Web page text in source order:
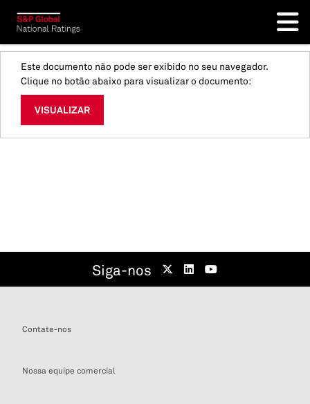
Este documento não pode ser exibido no seu navegador.
Clique no botão abaixo para visualizar o documento:
VISUALIZAR
Siga-nos
Contate-nos
Nossa equipe comercial